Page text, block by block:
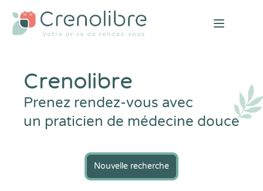
Open
Crenolibre
Prenez rendez-vous avec
un praticien de médecine douce
Nouvelle recherche